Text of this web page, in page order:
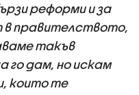
реформи и за
в правителството,
такъв
го дам, но искам
които те